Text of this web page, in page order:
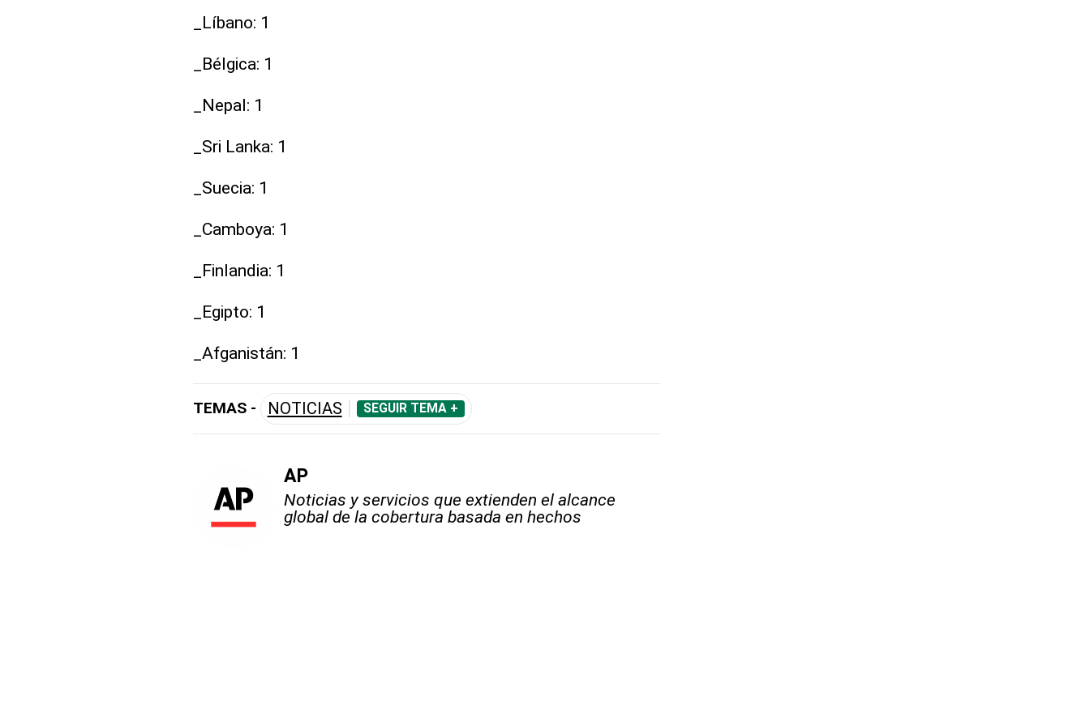
_Líbano: 1
_Bélgica: 1
_Nepal: 1
_Sri Lanka: 1
_Suecia: 1
_Camboya: 1
_Finlandia: 1
_Egipto: 1
_Afganistán: 1
TEMAS - NOTICIAS SEGUIR TEMA +
AP
Noticias y servicios que extienden el alcance
global de la cobertura basada en hechos